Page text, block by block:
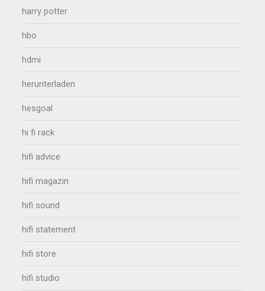
harry potter
hbo
hdmi
herunterladen
hesgoal
hi fi rack
hifi advice
hifi magazin
hifi sound
hifi statement
hifi store
hifi studio